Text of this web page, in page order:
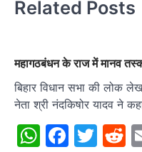
Related Posts
महागठबंधन के राज में मानव
बिहार विधान सभा की लोक
नेता श्री नंदकिषोर यादव ने